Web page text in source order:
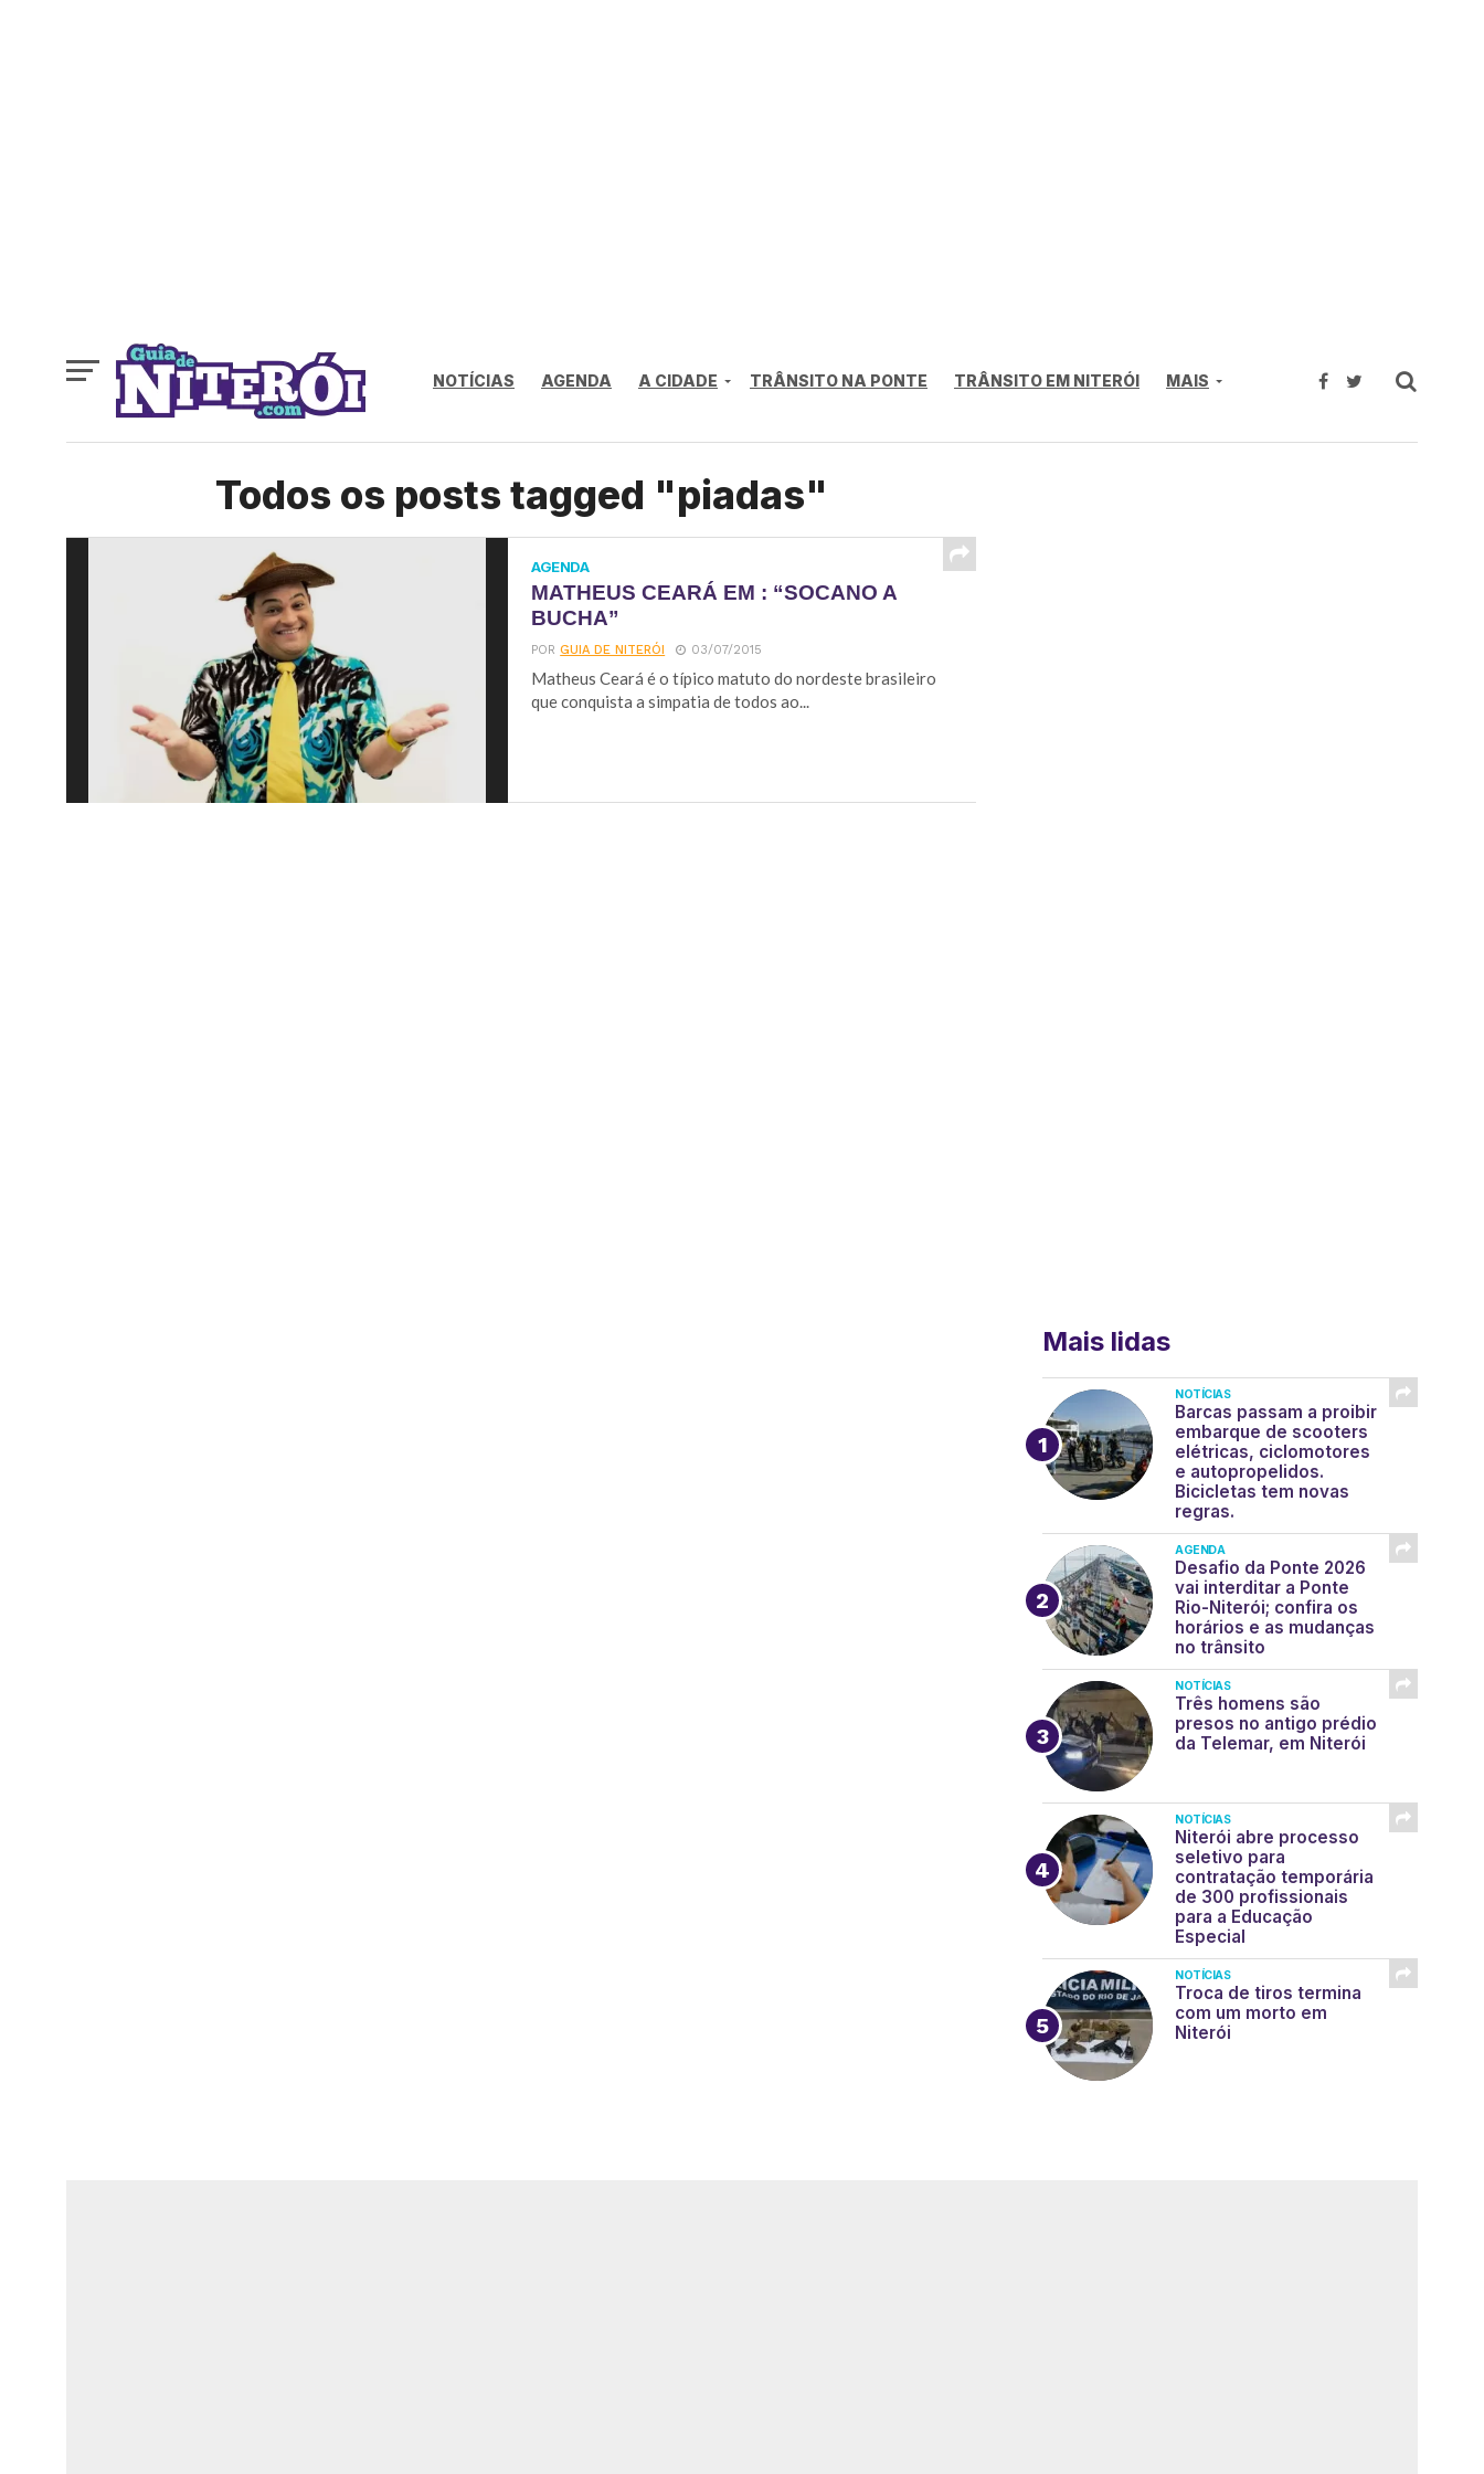
NOTÍCIAS AGENDA A CIDADE TRÂNSITO NA PONTE TRÂNSITO EM NITERÓI MAIS
Todos os posts tagged "piadas"
AGENDA
MATHEUS CEARÁ EM : “SOCANO A
BUCHA”
PORGUIA DE NITERÓI 03/07/2015
Matheus Ceará é o típico matuto do nordeste brasileiro
que conquista a simpatia de todos ao...
Mais lidas
NOTÍCIAS
Barcas passam a proibir
embarque de scooters
elétricas, ciclomotores
e autopropelidos.
Bicicletas tem novas
regras.
AGENDA
Desafio da Ponte 2026
vai interditar a Ponte
Rio-Niterói; confira os
horários e as mudanças
no trânsito
NOTÍCIAS
Três homens são
presos no antigo prédio
da Telemar, em Niterói
NOTÍCIAS
Niterói abre processo
seletivo para
contratação temporária
de 300 profissionais
para a Educação
Especial
NOTÍCIAS
Troca de tiros termina
com um morto em
Niterói